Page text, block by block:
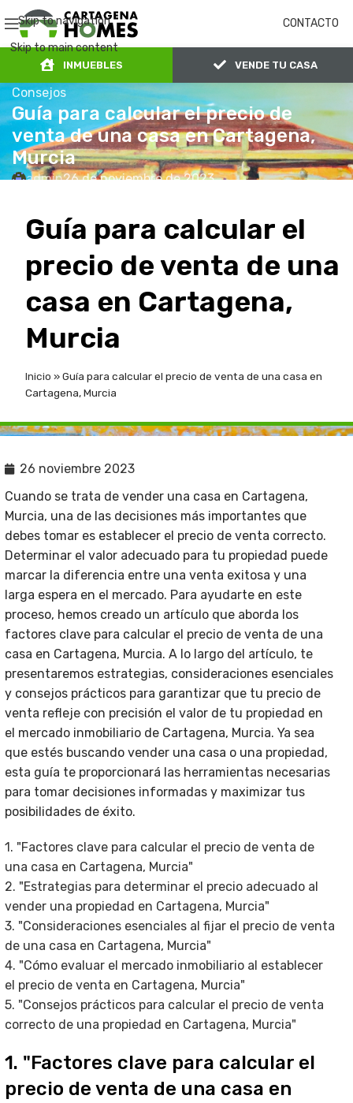
Skip to navigation
Skip to main content
CONTACTO
INMUEBLES VENDE TU CASA
Consejos
Guía para calcular el precio de
venta de una casa en Cartagena,
Murcia
admin26 de noviembre de 2023
Guía para calcular el
precio de venta de una
casa en Cartagena,
Murcia
Inicio »Guía para calcular el precio de venta de una casa en
Cartagena, Murcia
26 noviembre 2023
Cuando se trata de vender una casa en Cartagena,
Murcia, una de las decisiones más importantes que
debes tomar es establecer el precio de venta correcto.
Determinar el valor adecuado para tu propiedad puede
marcar la diferencia entre una venta exitosa y una
larga espera en el mercado. Para ayudarte en este
proceso, hemos creado un artículo que aborda los
factores clave para calcular el precio de venta de una
casa en Cartagena, Murcia. A lo largo del artículo, te
presentaremos estrategias, consideraciones esenciales
y consejos prácticos para garantizar que tu precio de
venta refleje con precisión el valor de tu propiedad en
el mercado inmobiliario de Cartagena, Murcia. Ya sea
que estés buscando vender una casa o una propiedad,
esta guía te proporcionará las herramientas necesarias
para tomar decisiones informadas y maximizar tus
posibilidades de éxito.
1. "Factores clave para calcular el precio de venta de
una casa en Cartagena, Murcia"
2. "Estrategias para determinar el precio adecuado al
vender una propiedad en Cartagena, Murcia"
3. "Consideraciones esenciales al fijar el precio de venta
de una casa en Cartagena, Murcia"
4. "Cómo evaluar el mercado inmobiliario al establecer
el precio de venta en Cartagena, Murcia"
5. "Consejos prácticos para calcular el precio de venta
correcto de una propiedad en Cartagena, Murcia"
1. "Factores clave para calcular el
precio de venta de una casa en